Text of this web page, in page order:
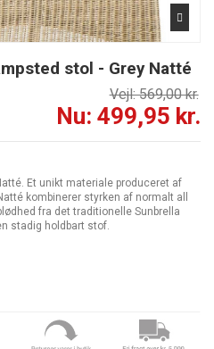
stol - Grey Natté
Vejl: 569,00 kr.
Nu: 499,95 kr.
Et unikt materiale produceret af
kombinerer styrken af normalt all
fra det traditionelle Sunbrella
stadig holdbart stof.